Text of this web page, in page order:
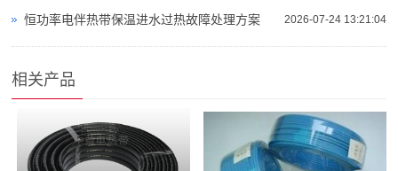
2026-07-24 13:21:04
恒功率电伴热带保温进水过热故障处理方案
相关产品